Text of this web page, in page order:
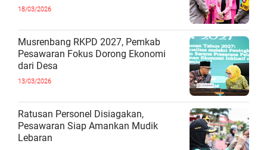
18/03/2026
Musrenbang RKPD 2027, Pemkab
Pesawaran Fokus Dorong Ekonomi
dari Desa
13/03/2026
Ratusan Personel Disiagakan,
Pesawaran Siap Amankan Mudik
Lebaran